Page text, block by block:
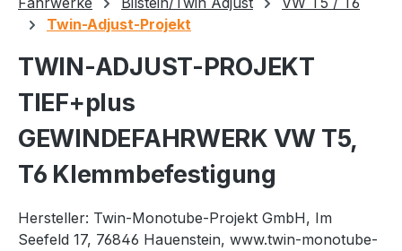
Twin-Adjust-Projekt
TWIN-ADJUST-PROJEKT
TIEF+plus
GEWINDEFAHRWERK VW T5,
T6 Klemmbefestigung
Hersteller: Twin-Monotube-Projekt GmbH, Im
Seefeld 17, 76846 Hauenstein, www.twin-monotube-